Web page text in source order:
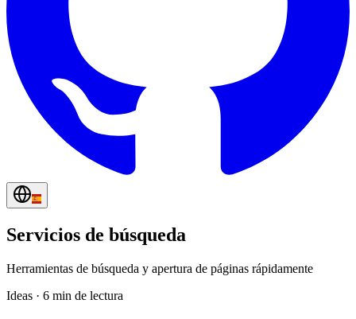
Servicios de búsqueda
Herramientas de búsqueda y apertura de páginas rápidamente
Ideas · 6 min de lectura